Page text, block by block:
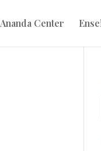
Ananda Center